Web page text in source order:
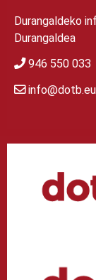
Durangaldeko
Durangaldea
946 550 033